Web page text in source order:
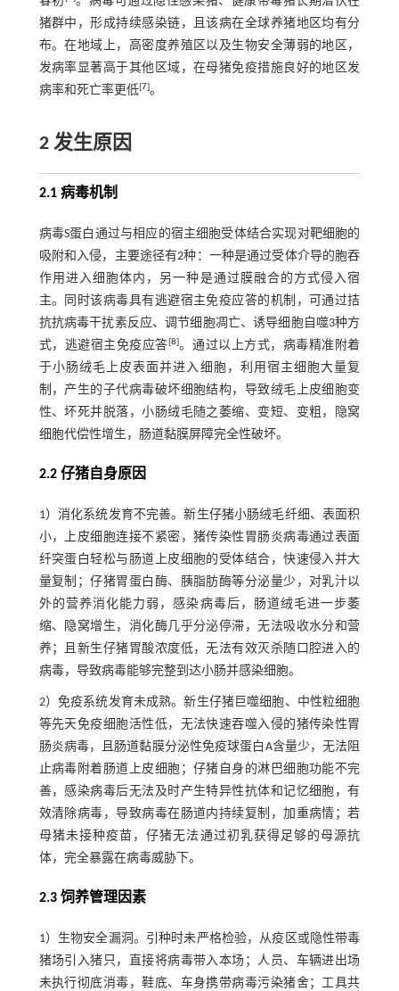
猪群中，形成持续感染链，且该病在全球养猪地区均有分
布。在地域上，高密度养殖区以及生物安全薄弱的地区，
发病率显著高于其他区域，在母猪免疫措施良好的地区发
病率和死亡率更低[7]。
2 发生原因
2.1 病毒机制
病毒S蛋白通过与相应的宿主细胞受体结合实现对靶细胞的
吸附和入侵，主要途径有2种：一种是通过受体介导的胞吞
作用进入细胞体内，另一种是通过膜融合的方式侵入宿
主。同时该病毒具有逃避宿主免疫应答的机制，可通过拮
抗抗病毒干扰素反应、调节细胞凋亡、诱导细胞自噬3种方
式，逃避宿主免疫应答[8]。通过以上方式，病毒精准附着
于小肠绒毛上皮表面并进入细胞，利用宿主细胞大量复
制，产生的子代病毒破坏细胞结构，导致绒毛上皮细胞变
性、坏死并脱落，小肠绒毛随之萎缩、变短、变粗，隐窝
细胞代偿性增生，肠道黏膜屏障完全性破坏。
2.2 仔猪自身原因
1）消化系统发育不完善。新生仔猪小肠绒毛纤细、表面积
小，上皮细胞连接不紧密，猪传染性胃肠炎病毒通过表面
纤突蛋白轻松与肠道上皮细胞的受体结合，快速侵入并大
量复制；仔猪胃蛋白酶、胰脂肪酶等分泌量少，对乳汁以
外的营养消化能力弱，感染病毒后，肠道绒毛进一步萎
缩、隐窝增生，消化酶几乎分泌停滞，无法吸收水分和营
养；且新生仔猪胃酸浓度低，无法有效灭杀随口腔进入的
病毒，导致病毒能够完整到达小肠并感染细胞。
2）免疫系统发育未成熟。新生仔猪巨噬细胞、中性粒细胞
等先天免疫细胞活性低，无法快速吞噬入侵的猪传染性胃
肠炎病毒，且肠道黏膜分泌性免疫球蛋白A含量少，无法阻
止病毒附着肠道上皮细胞；仔猪自身的淋巴细胞功能不完
善，感染病毒后无法及时产生特异性抗体和记忆细胞，有
效清除病毒，导致病毒在肠道内持续复制，加重病情；若
母猪未接种疫苗，仔猪无法通过初乳获得足够的母源抗
体，完全暴露在病毒威胁下。
2.3 饲养管理因素
1）生物安全漏洞。引种时未严格检验，从疫区或隐性带毒
猪场引入猪只，直接将病毒带入本场；人员、车辆进出场
未执行彻底消毒，鞋底、车身携带病毒污染猪舍；工具共